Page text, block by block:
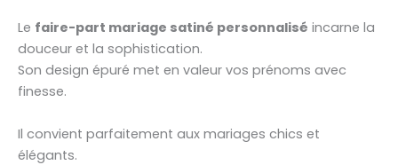
Le faire-part mariage satiné personnalisé incarne la
douceur et la sophistication.
Son design épuré met en valeur vos prénoms avec
finesse.
Il convient parfaitement aux mariages chics et
élégants.